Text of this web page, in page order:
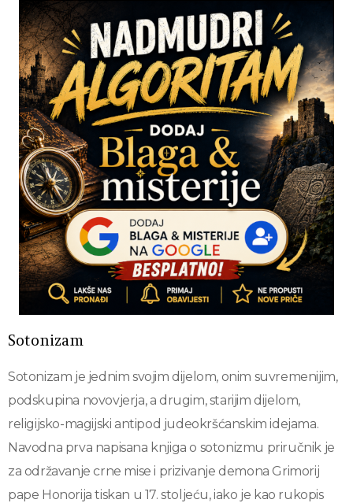
Sotonizam
Sotonizam je jednim svojim dijelom, onim suvremenijim,
podskupina novovjerja, a drugim, starijim dijelom,
religijsko-magijski antipod judeokršćanskim idejama.
Navodna prva napisana knjiga o sotonizmu priručnik je
za održavanje crne mise i prizivanje demona Grimorij
pape Honorija tiskan u 17. stoljeću, iako je kao rukopis